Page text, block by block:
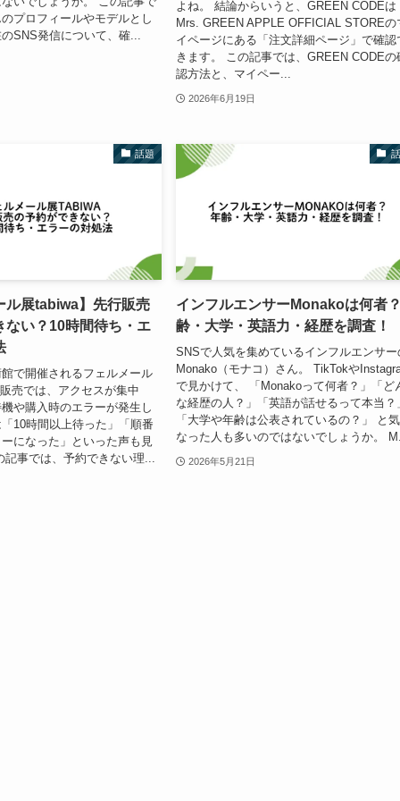
プロフィールやモデルとし
SNS発信について、確...
よね。 結論からいうと、GREEN CODEは
Mrs. GREEN APPLE OFFICIAL STOREの
イページにある「注文詳細ページ」で確認
きます。 この記事では、GREEN CODEの
認方法と、マイペー...
2026年6月19日
話題
ル展tabiwa】先行販売
ない？10時間待ち・エ
で開催されるフェルメール
売では、アクセスが集中
や購入時のエラーが発生し
10時間以上待った」「順番
になった」といった声も見
事では、予約できない理...
インフルエンサーMonakoは何者
齢・大学・英語力・経歴を調査！
SNSで人気を集めているインフルエンサー
Monako（モナコ）さん。 TikTokや
で見かけて、 「Monakoって何者？」「ど
な経歴の人？」「英語が話せるって本当？
「大学や年齢は公表されているの？」 と
なった人も多いのではないでしょうか。
2026年5月21日